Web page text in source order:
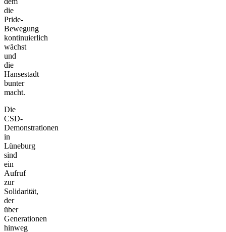
die
Pride-
Bewegung
kontinuierlich
wächst
und
die
Hansestadt
bunter
macht.
Die
CSD-
Demonstrationen
in
Lüneburg
sind
ein
Aufruf
zur
Solidarität,
der
über
Generationen
hinweg